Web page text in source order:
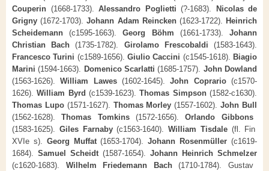
Couperin (1668-1733). Alessandro Poglietti (?-1683).
Nicolas de
Grigny (1672-1703).Johann Adam Reincken(1623-1722). Heinrich
Scheidemann (c1595-1663).Georg Böhm (1661-1733).Johann
Christian Bach (1735-1782). Girolamo Frescobaldi (1583-1643).
Francesco Turini (c1589-1656).Giulio Caccini (c1545-1618). Biagio
Marini (1594-1663). Domenico Scarlatti (1685-1757). John Dowland
(1563-1626).William Lawes(1602-1645).John Coprario(c1570-
1626).William Byrd (c1539-1623).Thomas Simpson(1582-c1630).
Thomas Lupo(1571-1627). Thomas Morley (1557-1602).John Bull
(1562-1628).Thomas Tomkins(1572-1656).Orlando Gibbons
(1583-1625). Giles Farnaby(c1563-1640). William Tisdale(fl. Fin
XVIe s). Georg Muffat(1653-1704).Johann Rosenmüller (c1619-
1684). Samuel Scheidt(1587-1654). Johann Heinrich Schmelzer
(c1620-1683). Wilhelm Friedemann Bach(1710-1784). Gustav